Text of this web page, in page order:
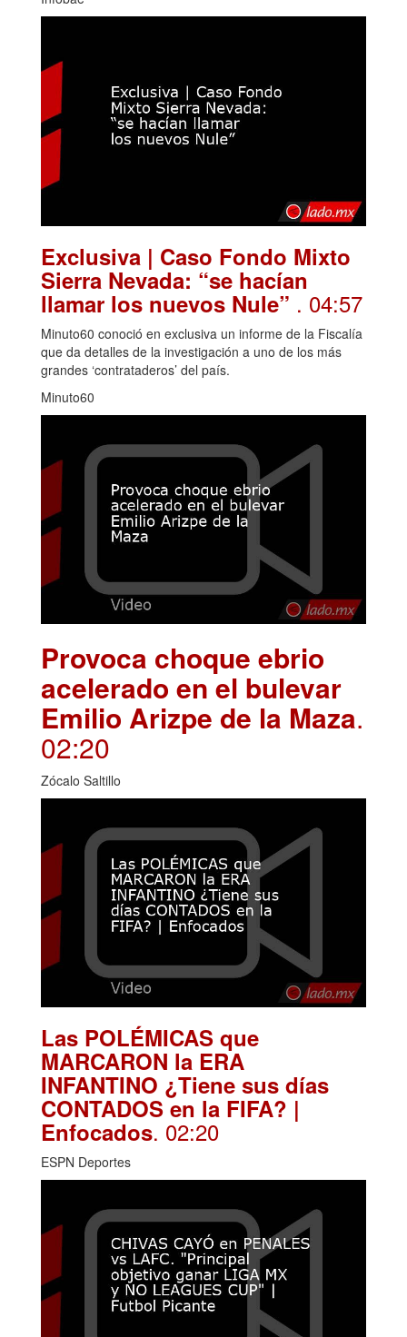
Exclusiva | Caso Fondo Mixto
Sierra Nevada: “se hacían
llamar los nuevos Nule” . 04:57
Minuto60 conoció en exclusiva un informe de la Fiscalía
que da detalles de la investigación a uno de los más
grandes ‘contrataderos’ del país.
Minuto60
Provoca choque ebrio
acelerado en el bulevar
Emilio Arizpe de la Maza.
02:20
Zócalo Saltillo
Las POLÉMICAS que
MARCARON la ERA
INFANTINO ¿Tiene sus días
CONTADOS en la FIFA? |
Enfocados. 02:20
ESPN Deportes